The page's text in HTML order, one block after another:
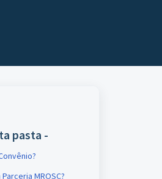
pasta -
MROSC?